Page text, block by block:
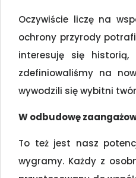
Oczywiście liczę na
ochrony przyrody
interesuję się
zdefiniowaliśmy na
wywodzili się wybitni
W odbudowę
To też jest nasz
wygramy. Każdy z